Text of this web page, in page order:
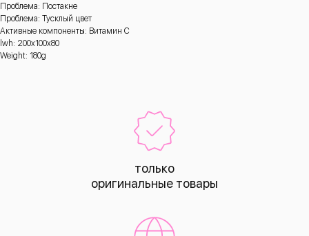
Проблема: Постакне
Проблема: Тусклый цвет
Активные компоненты: Витамин С
lwh: 200x100x80
Weight: 180g
только
оригинальные товары